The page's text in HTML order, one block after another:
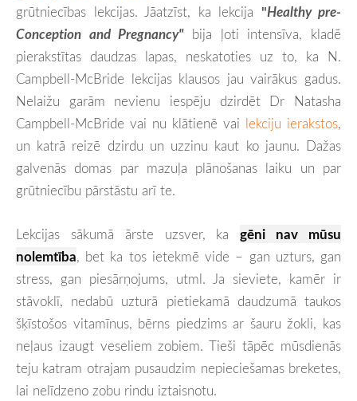
grūtniecības lekcijas. Jāatzīst, ka lekcija "Healthy pre-
Conception and Pregnancy"bija ļoti intensīva, kladē
pierakstītas daudzas lapas, neskatoties uz to, ka N.
Campbell-McBride lekcijas klausos jau vairākus gadus.
Nelaižu garām nevienu iespēju dzirdēt Dr Natasha
Campbell-McBride vai nu klātienē vai lekciju ierakstos,
un katrā reizē dzirdu un uzzinu kaut ko jaunu. Dažas
galvenās domas par mazuļa plānošanas laiku un par
grūtniecību pārstāstu arī te.
Lekcijas sākumā ārste uzsver, kagēni nav mūsu
nolemtība, bet ka tos ietekmē vide – gan uzturs, gan
stress, gan piesārņojums, utml. Ja sieviete, kamēr ir
stāvoklī, nedabū uzturā pietiekamā daudzumā taukos
šķīstošos vitamīnus, bērns piedzims ar šauru žokli, kas
neļaus izaugt veseliem zobiem. Tieši tāpēc mūsdienās
teju katram otrajam pusaudzim nepieciešamas breketes,
lai nelīdzeno zobu rindu iztaisnotu.